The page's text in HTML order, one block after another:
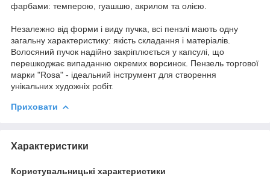
фарбами: темперою, гуашшю, акрилом та олією.
Незалежно від форми і виду пучка, всі пензлі мають одну
загальну характеристику: якість складання і матеріалів.
Волосяний пучок надійно закріплюється у капсулі, що
перешкоджає випаданню окремих ворсинок. Пензель торгової
марки "Rosa" - ідеальний інструмент для створення
унікальних художніх робіт.
Приховати
Характеристики
Користувальницькі характеристики